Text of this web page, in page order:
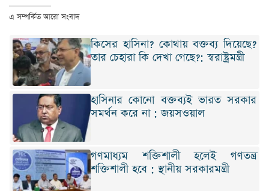
এ সম্পর্কিত আরো সংবাদ
কিসের হাসিনা? কোথায় বক্তব্য দিয়েছে?
তার চেহারা কি দেখা গেছে?: স্বরাষ্ট্রমন্ত্রী
হাসিনার কোনো বক্তব্যই ভারত সরকার
সমর্থন করে না : জয়সওয়াল
গণমাধ্যম শক্তিশালী হলেই গণতন্ত্র
শক্তিশালী হবে : স্থানীয় সরকারমন্ত্রী